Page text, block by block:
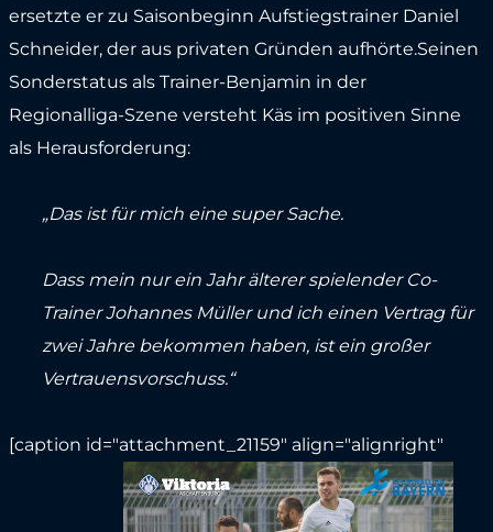
ersetzte er zu Saisonbeginn Aufstiegstrainer Daniel
Schneider, der aus privaten Gründen aufhörte.Seinen
Sonderstatus als Trainer-Benjamin in der
Regionalliga-Szene versteht Käs im positiven Sinne
als Herausforderung:
„Das ist für mich eine super Sache.
Dass mein nur ein Jahr älterer spielender Co-
Trainer Johannes Müller und ich einen Vertrag für
zwei Jahre bekommen haben, ist ein großer
Vertrauensvorschuss.“
[caption id="attachment_21159" align="alignright"